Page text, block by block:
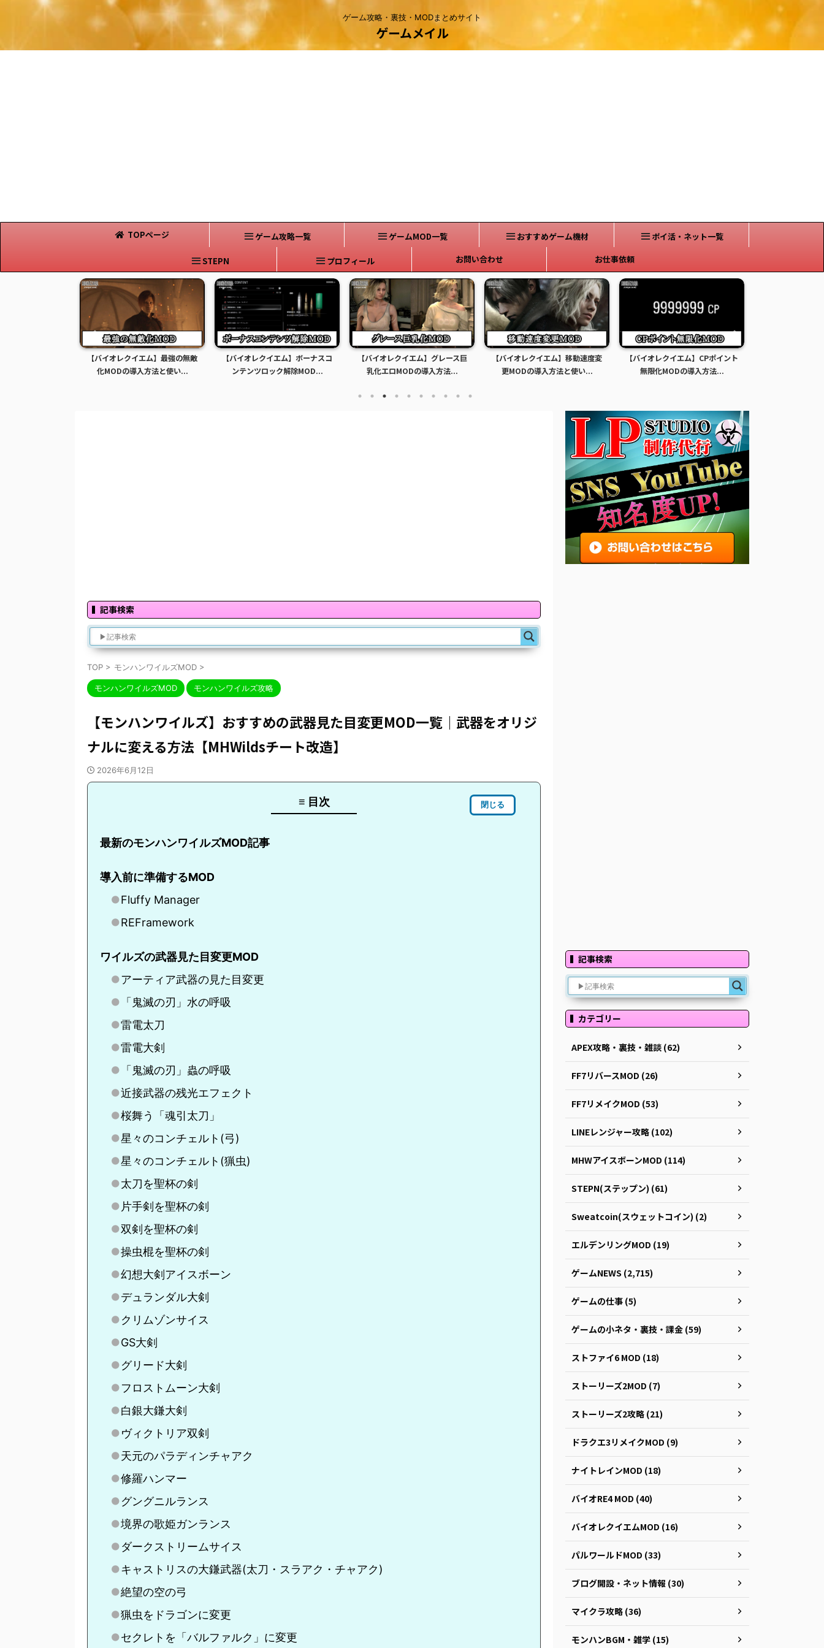
ゲーム攻略・裏技・MODまとめサイト
ゲームメイル
TOPページ ゲーム攻略一覧 ゲームMOD一覧 おすすめゲーム機材 ポイ活・ネット一覧
STEPN プロフィール お問い合わせ お仕事依頼
【バイオレクイエム】最強の無敵
化MODの導入方法と使い...
【バイオレクイエム】ボーナスコ
ンテンツロック解除MOD...
【バイオレクイエム】グレース巨
乳化エロMODの導入方法...
【バイオレクイエム】移動速度変
更MODの導入方法と使い...
【バイオレクイエム】CPポイント
無限化MODの導入方法...
記事検索
TOP > モンハンワイルズMOD >
モンハンワイルズMOD モンハンワイルズ攻略
【モンハンワイルズ】おすすめの武器見た目変更MOD一覧｜武器をオリジ
ナルに変える方法【MHWildsチート改造】
2026年6月12日
≡ 目次 閉じる
最新のモンハンワイルズMOD記事
導入前に準備するMOD
Fluffy Manager
REFramework
ワイルズの武器見た目変更MOD
アーティア武器の見た目変更
「鬼滅の刃」水の呼吸
雷電太刀
雷電大剣
「鬼滅の刃」蟲の呼吸
近接武器の残光エフェクト
桜舞う「魂引太刀」
星々のコンチェルト(弓)
星々のコンチェルト(猟虫)
太刀を聖杯の剣
片手剣を聖杯の剣
双剣を聖杯の剣
操虫棍を聖杯の剣
幻想大剣アイスボーン
デュランダル大剣
クリムゾンサイス
GS大剣
グリード大剣
フロストムーン大剣
白銀大鎌大剣
ヴィクトリア双剣
天元のパラディンチャアク
修羅ハンマー
グングニルランス
境界の歌姫ガンランス
ダークストリームサイス
キャストリスの大鎌武器(太刀・スラアク・チャアク)
絶望の空の弓
猟虫をドラゴンに変更
セクレトを「バルファルク」に変更
記事検索
カテゴリー
APEX攻略・裏技・雑談 (62)
FF7リバースMOD (26)
FF7リメイクMOD (53)
LINEレンジャー攻略 (102)
MHWアイスボーンMOD (114)
STEPN(ステップン) (61)
Sweatcoin(スウェットコイン) (2)
エルデンリングMOD (19)
ゲームNEWS (2,715)
ゲームの仕事 (5)
ゲームの小ネタ・裏技・課金 (59)
ストファイ6 MOD (18)
ストーリーズ2MOD (7)
ストーリーズ2攻略 (21)
ドラクエ3リメイクMOD (9)
ナイトレインMOD (18)
バイオRE4 MOD (40)
バイオレクイエムMOD (16)
パルワールドMOD (33)
ブログ開設・ネット情報 (30)
マイクラ攻略 (36)
モンハンBGM・雑学 (15)